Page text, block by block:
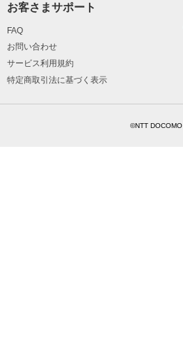
お客さまサポート
FAQ
お問い合わせ
サービス利用規約
特定商取引法に基づく表示
©NTT DOCOMO